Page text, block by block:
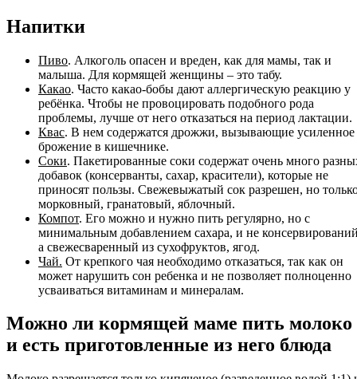
Напитки
Пиво. Алкоголь опасен и вреден, как для мамы, так и
малыша. Для кормящей женщины – это табу.
Какао. Часто какао-бобы дают аллергическую реакцию у
ребёнка. Чтобы не провоцировать подобного рода
проблемы, лучше от него отказаться на период лактации.
Квас. В нем содержатся дрожжи, вызывающие усиленное
брожение в кишечнике.
Соки. Пакетированные соки содержат очень много
добавок (консерванты, сахар, красители), которые не
приносят пользы. Свежевыжатый сок разрешен, но
морковный, гранатовый, яблочный.
Компот. Его можно и нужно пить регулярно, но с
минимальным добавлением сахара, и не
а свежесваренный из сухофруктов, ягод.
Чай. От крепкого чая необходимо отказаться, так как он
может нарушить сон ребенка и не позволяет полноценно
усваиваться витаминам и минералам.
Можно ли кормящей маме пить молоко
и есть приготовленные из него блюда